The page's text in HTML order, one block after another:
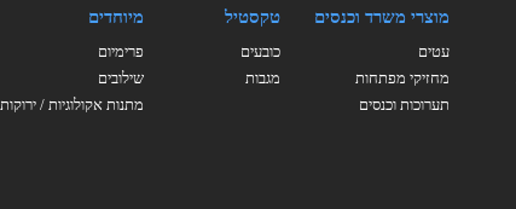
מוצרי משרד וכנסים
עטים
מחזיקי מפתחות
תערוכות וכנסים
טקסטיל
כובעים
מגבות
מיוחדים
פרימיום
שילובים
מתנות אקולוגיות / ירוקות